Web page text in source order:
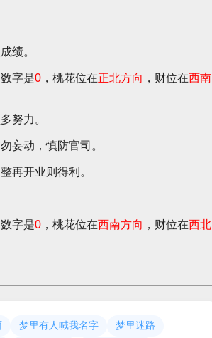
绩。
数字是0 ，桃花位在正北方向 ，财位在西南
努力。
妄动，慎防官司。
再开业则得利。
数字是0 ，桃花位在西南方向 ，财位在西北
梦里有人喊我名字 梦里迷路